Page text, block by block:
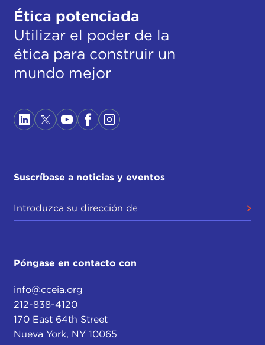
Ética potenciada
Utilizar el poder de la
ética para construir un
mundo mejor
Suscríbase a noticias y eventos
Póngase en contacto con
info@cceia.org
212-838-4120
170 East 64th Street
Nueva York, NY 10065